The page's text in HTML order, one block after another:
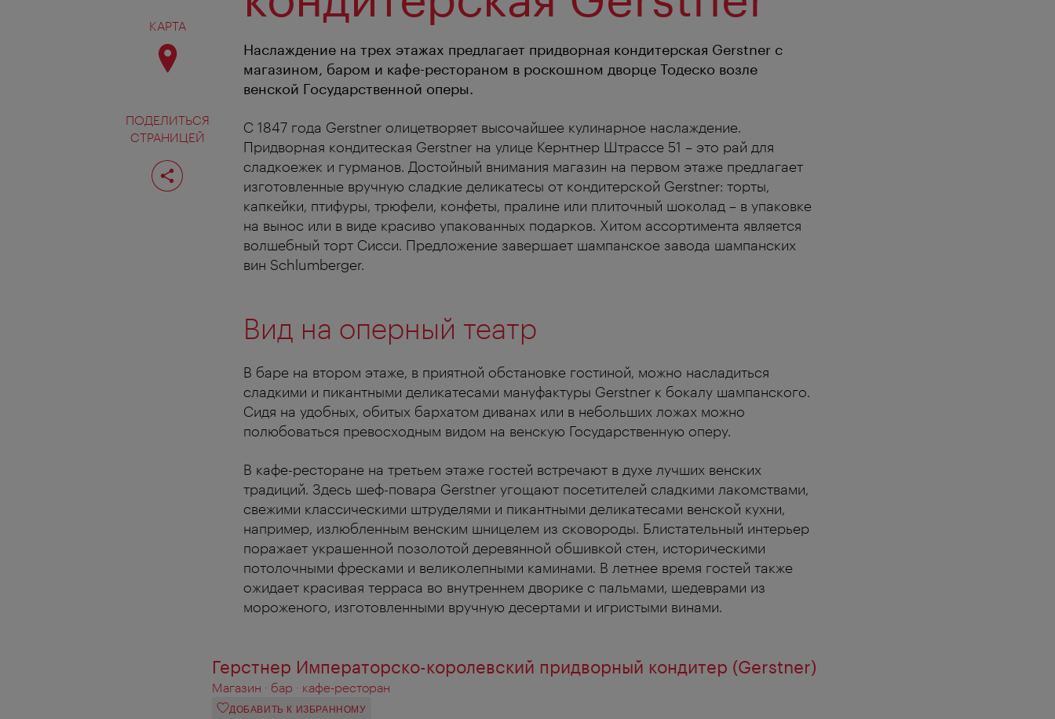
КАРТА
ПОДЕЛИТЬСЯ
СТРАНИЦЕЙ
Поделиться
страницей
Наслаждение на трех этажах предлагает придворная кондитерская Gerstner с
магазином, баром и кафе-рестораном в роскошном дворце Тодеско возле
венской Государственной оперы.
С 1847 года Gerstner олицетворяет высочайшее кулинарное наслаждение.
Придворная кондитеская Gerstner на улице Кернтнер Штрассе 51 – это рай для
сладкоежек и гурманов. Достойный внимания магазин на первом этаже предлагает
изготовленные вручную сладкие деликатесы от кондитерской Gerstner: торты,
капкейки, птифуры, трюфели, конфеты, пралине или плиточный шоколад – в упаковке
на вынос или в виде красиво упакованных подарков. Хитом ассортимента является
волшебный торт Сисси. Предложение завершает шампанское завода шампанских
вин Schlumberger.
Вид на оперный театр
В баре на втором этаже, в приятной обстановке гостиной, можно насладиться
сладкими и пикантными деликатесами мануфактуры Gerstner к бокалу шампанского.
Сидя на удобных, обитых бархатом диванах или в небольших ложах можно
полюбоваться превосходным видом на венскую Государственную оперу.
В кафе-ресторане на третьем этаже гостей встречают в духе лучших венских
традиций. Здесь шеф-повара Gerstner угощают посетителей сладкими лакомствами,
свежими классическими штруделями и пикантными деликатесами венской кухни,
например, излюбленным венским шницелем из сковороды. Блистательный интерьер
поражает украшенной позолотой деревянной обшивкой стен, историческими
потолочными фресками и великолепными каминами. В летнее время гостей также
ожидает красивая терраса во внутреннем дворике с пальмами, шедеврами из
мороженого, изготовленными вручную десертами и игристыми винами.
Герстнер Императорско-королевский придворный кондитер (Gerstner)
Магазин · бар · кафе-ресторан
ДОБАВИТЬ К ИЗБРАННОМУ